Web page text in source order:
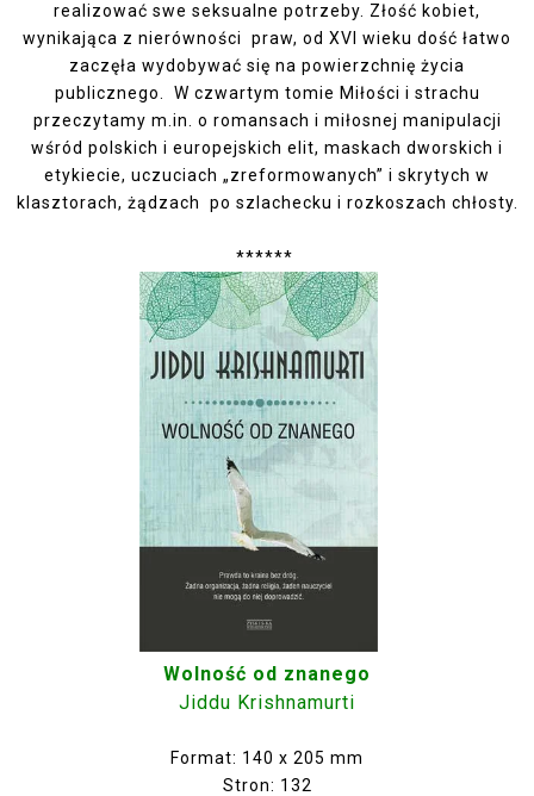
realizować swe seksualne potrzeby. Złość kobiet,
wynikająca z nierówności praw, od XVI wieku dość łatwo
zaczęła wydobywać się na powierzchnię życia
publicznego. W czwartym tomie Miłości i strachu
przeczytamy m.in. o romansach i miłosnej manipulacji
wśród polskich i europejskich elit, maskach dworskich i
etykiecie, uczuciach „zreformowanych” i skrytych w
klasztorach, żądzach po szlachecku i rozkoszach chłosty.
******
Wolność od znanego
Jiddu Krishnamurti
Format: 140 x 205 mm
Stron: 132